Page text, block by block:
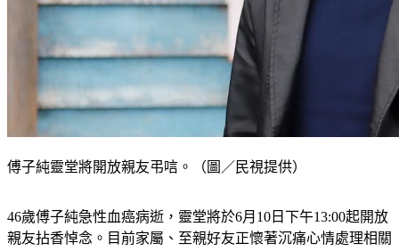
傅子純靈堂將開放親友弔唁。（圖／民視提供）
46歲傅子純急性血癌病逝，靈堂將於6月10日下午13:00起開放
親友拈香悼念。目前家屬、至親好友正懷著沉痛心情處理相關